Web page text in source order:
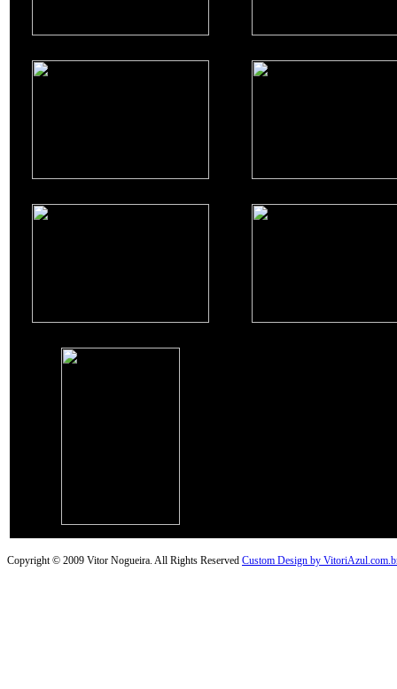
Copyright © 2009 Vitor Nogueira. All Rights Reserved Custom Design by